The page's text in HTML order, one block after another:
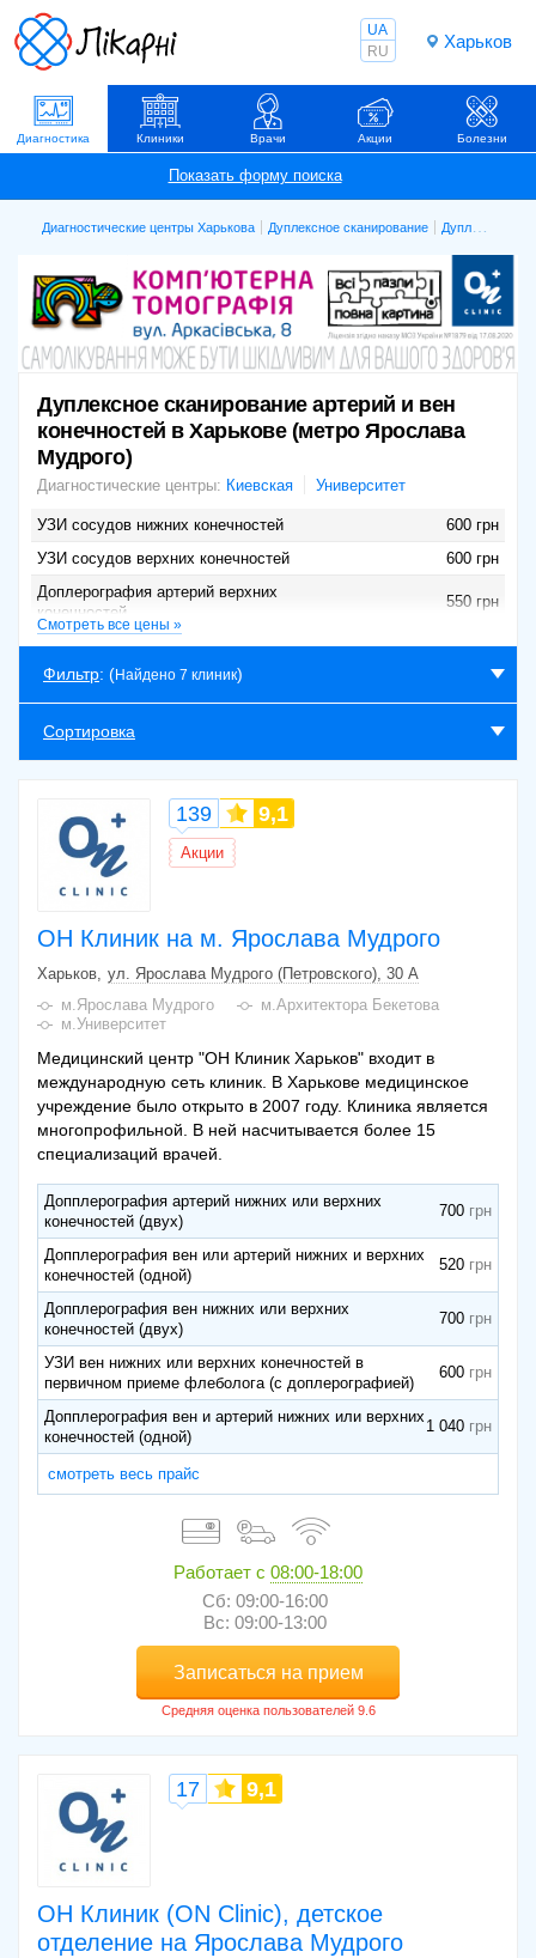
Харьков
UA
RU
Диагностика Клиники Врачи Акции Болезни
Диагностические центры Харькова Дуплексное сканирование Дуплексное сканирование артерий и вен конечностей
Дуплексное сканирование артерий и вен
конечностей в Харькове (метро Ярослава
Мудрого)
Диагностические центры: Киевская Университет
УЗИ сосудов нижних конечностей
600 грн
УЗИ сосудов верхних конечностей
600 грн
Доплерография артерий верхних
конечностей
550 грн
Допплерография артерий нижних
конечностей
Доплерография вен верхних конечностей
550 грн
Доплерография вен нижних конечностей
550 грн
УЗИ вен нижних или верхних конечностей
в первичном приеме флеболога (с
доплерографией)
Допплерография вен или артерий нижних
Допплерография вен и артерий нижних или
верхних конечностей (одной)
Смотреть все цены »
Фильтр: (Найдено 7 клиник)
Сортировка
ОН Клиник на м. Ярослава Мудрого
139 9,1
Акции
Харьков ул. Ярослава Мудрого (Петровского), 30 А
м.Ярослава Мудрого
м.Архитектора Бекетова
м.Университет
Медицинский центр "ОН Клиник Харьков" входит в
международную сеть клиник. В Харькове медицинское
учреждение было открыто в 2007 году. Клиника является
многопрофильной. В ней насчитывается более 15
специализаций врачей.
Допплерография артерий нижних или верхних
конечностей (двух)
700
Допплерография вен или артерий нижних и верхних
конечностей (одной)
520
Допплерография вен нижних или верхних
конечностей (двух)
700
УЗИ вен нижних или верхних конечностей в
первичном приеме флеболога (с доплерографией)
600
Допплерография вен и артерий нижних или верхних
конечностей (одной)
1 040
смотреть весь прайс
Работает с 08:00-18:00
Сб: 09:00-16:00
Вс: 09:00-13:00
Записаться на прием
ОН Клиник (ON Clinic), детское
отделение на Ярослава Мудрого
17 9,1